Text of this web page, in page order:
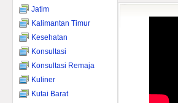
Jatim
Kalimantan Timur
Kesehatan
Konsultasi
Konsultasi Remaja
Kuliner
Kutai Barat